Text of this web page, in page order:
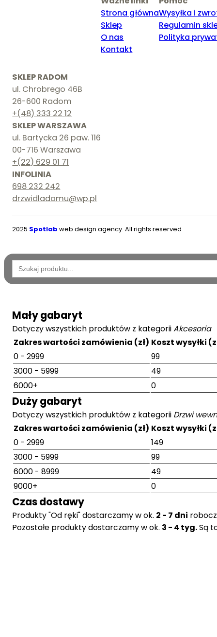
SKLEP RADOM
ul. Chrobrego 46B
26-600 Radom
+(48) 333 22 12
SKLEP WARSZAWA
ul. Bartycka 26 paw. 116
00-716 Warszawa
+(22) 629 01 71
INFOLINIA
698 232 242
drzwidladomu@wp.pl
Strona główna
Sklep
O nas
Kontakt
Wysyłka i
Regulamin
Polityka
2025 Spotlab web design agency. All rights reserved
Wyszukaj:
Mały gabaryt
Dotyczy wszystkich produktów z kategoriiAkcesoria
Zakres wartości zamówienia (zł) Koszt wysyłki
0 - 2999
99
3000 - 5999
49
6000+
0
Duży gabaryt
Dotyczy wszystkich produktów z kategorii Drzwi
Zakres wartości zamówienia (zł) Koszt wysyłki
0 - 2999
149
3000 - 5999
99
6000 - 8999
49
9000+
0
Czas dostawy
Produkty "Od ręki" dostarczamy w ok. 2 - 7 dni
Pozostałe produkty dostarczamy w ok. 3 - 4 tyg.Są